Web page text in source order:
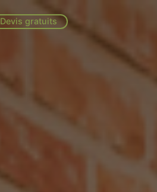
Devis gratuits